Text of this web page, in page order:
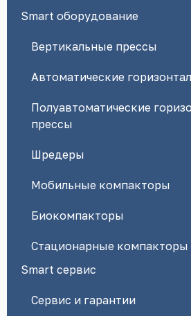
Smart оборудование
Вертикальные прессы
Автоматические
Полуавтоматические
прессы
Шредеры
Мобильные компакторы
Биокомпакторы
Стационарные компакторы
Smart сервис
Сервис и гарантии